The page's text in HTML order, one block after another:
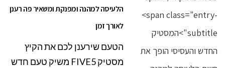
הלעיסה למהנה ומפנקת ומשאיר פה רענן
לאורך זמן
הטעם שירענן לכם את הקיץ
מסטיק FIVE5 משיק טעם חדש